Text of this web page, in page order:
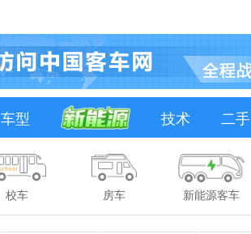
车型 技术 二手
校车 房车 新能源客车